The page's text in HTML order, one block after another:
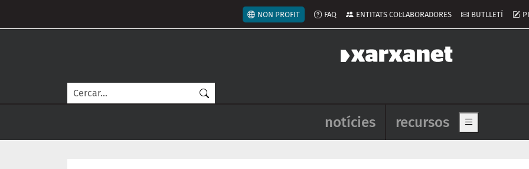
Menú del compte d'usuari
NON PROFIT FAQ ENTITATS COL·LABORADORES BUTLLETÍ
Cerca
Navegació principal de
notícies recursos Show main